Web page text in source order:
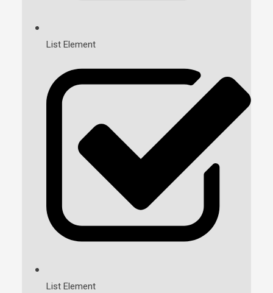
List Element
List Element